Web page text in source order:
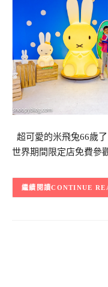
超可愛的米飛兔66歲
世界期間限定店免費參
CONTINUE